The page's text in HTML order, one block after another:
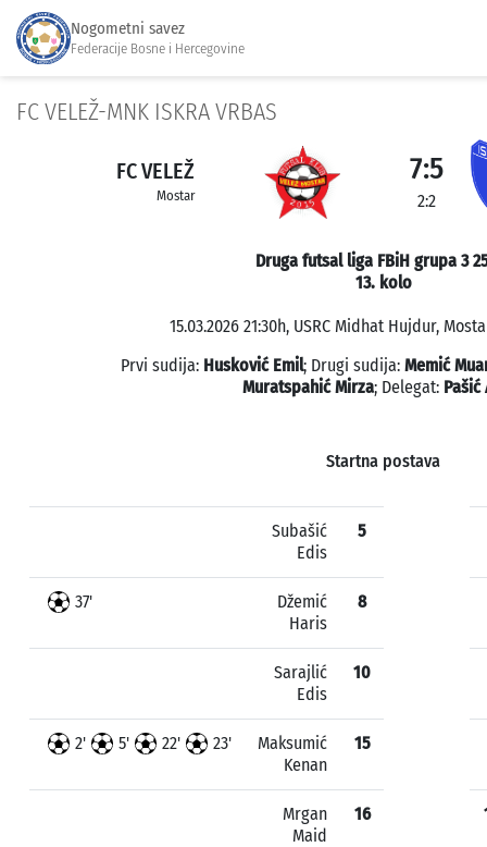
Nogometni savez
Federacije Bosne i Hercegovine
FC VELEŽ-MNK ISKRA VRBAS
FC VELEŽ
Mostar
7:5
2:2
Druga futsal liga FBiH grupa 3
13. kolo
15.03.2026 21:30h, USRC Midhat Hujdur,
Prvi sudija: Husković Emil; Drugi sudija: Memić
Muratspahić Mirza; Delegat: Pašić
Startna postava
Subašić
Edis
5
37'
Džemić
Haris
8
Sarajlić
Edis
10
2' 5' 22' 23'
Maksumić
Kenan
15
Mrgan
Maid
16